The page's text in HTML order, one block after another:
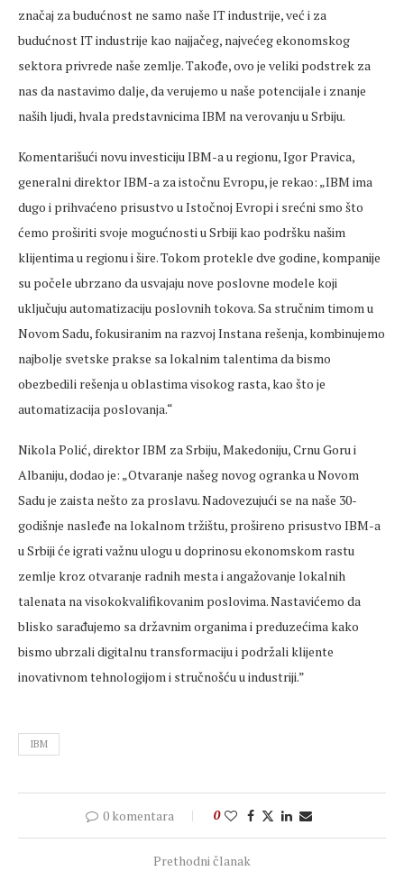
značaj za budućnost ne samo naše IT industrije, već i za
budućnost IT industrije kao najjačeg, najvećeg ekonomskog
sektora privrede naše zemlje. Takođe, ovo je veliki podstrek za
nas da nastavimo dalje, da verujemo u naše potencijale i znanje
naših ljudi, hvala predstavnicima IBM na verovanju u Srbiju.
Komentarišući novu investiciju IBM-a u regionu, Igor Pravica,
generalni direktor IBM-a za istočnu Evropu, je rekao: „IBM ima
dugo i prihvaćeno prisustvo u Istočnoj Evropi i srećni smo što
ćemo proširiti svoje mogućnosti u Srbiji kao podršku našim
klijentima u regionu i šire. Tokom protekle dve godine, kompanije
su počele ubrzano da usvajaju nove poslovne modele koji
uključuju automatizaciju poslovnih tokova. Sa stručnim timom u
Novom Sadu, fokusiranim na razvoj Instana rešenja, kombinujemo
najbolje svetske prakse sa lokalnim talentima da bismo
obezbedili rešenja u oblastima visokog rasta, kao što je
automatizacija poslovanja.“
Nikola Polić, direktor IBM za Srbiju, Makedoniju, Crnu Goru i
Albaniju, dodao je: „Otvaranje našeg novog ogranka u Novom
Sadu je zaista nešto za proslavu. Nadovezujući se na naše 30-
godišnje nasleđe na lokalnom tržištu, prošireno prisustvo IBM-a
u Srbiji će igrati važnu ulogu u doprinosu ekonomskom rastu
zemlje kroz otvaranje radnih mesta i angažovanje lokalnih
talenata na visokokvalifikovanim poslovima. Nastavićemo da
blisko sarađujemo sa državnim organima i preduzećima kako
bismo ubrzali digitalnu transformaciju i podržali klijente
inovativnom tehnologijom i stručnošću u industriji.”
IBM
0 komentara 0
Prethodni članak